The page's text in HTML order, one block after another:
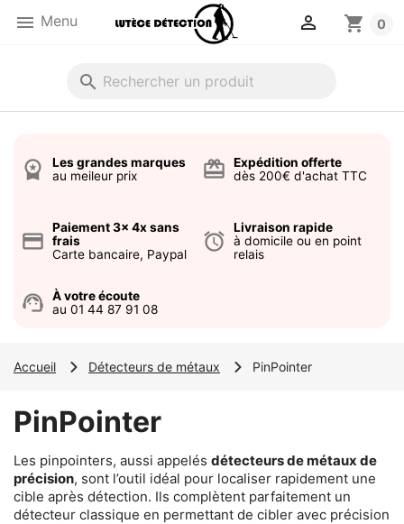
 Menu shopping_cart 0

search
workspace_premium
Les grandes marques
au meileur prix
card_giftcard
Expédition offerte
dès 200€ d'achat TTC
credit_card
Paiement 3x 4x sans
frais
Carte bancaire, Paypal
alarm
Livraison rapide
à domicile ou en point
relais
support_agent
À votre écoute
au 01 44 87 91 08
Accueil Détecteurs de métaux PinPointer
PinPointer
Les pinpointers, aussi appelés détecteurs de métaux de
précision, sont l’outil idéal pour localiser rapidement une
cible après détection. Ils complètent parfaitement un
détecteur classique en permettant de cibler avec précision